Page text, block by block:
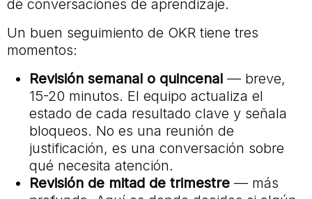
de conversaciones de aprendizaje.
Un buen seguimiento de OKR tiene tres
momentos:
Revisión semanal o quincenal — breve,
15-20 minutos. El equipo actualiza el
estado de cada resultado clave y señala
bloqueos. No es una reunión de
justificación, es una conversación sobre
qué necesita atención.
Revisión de mitad de trimestre — más